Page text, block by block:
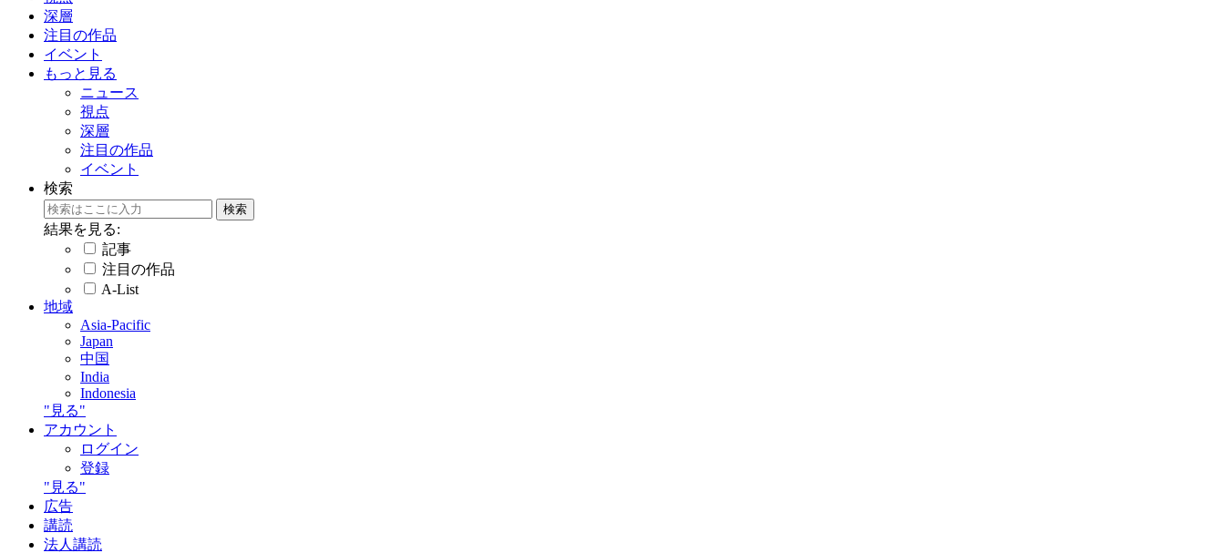
深層
注目の作品
イベント
もっと見る
ニュース
視点
深層
注目の作品
イベント
検索
結果を見る:
記事
注目の作品
A-List
地域
Asia-Pacific
Japan
中国
India
Indonesia
"見る"
アカウント
ログイン
登録
"見る"
広告
講読
法人講読